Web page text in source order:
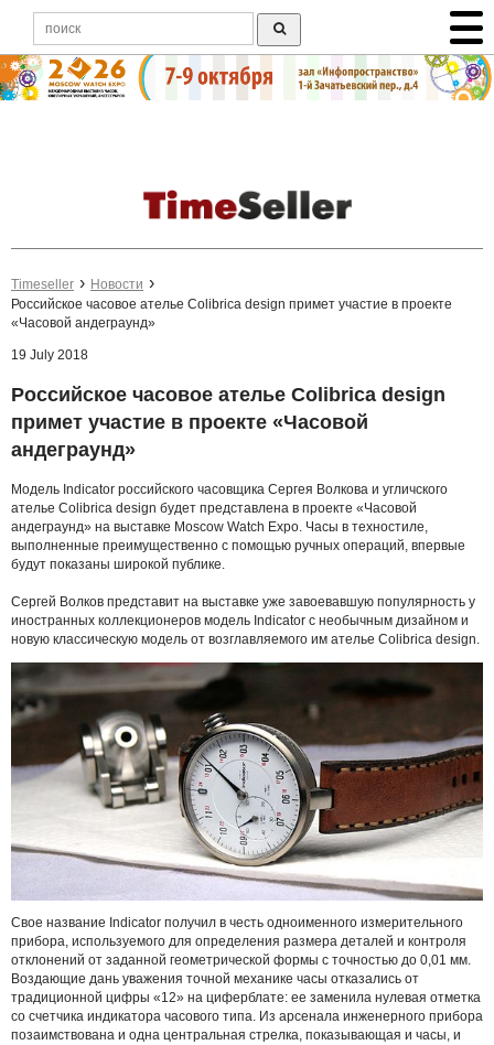
Timeseller
Новости
Российское часовое ателье Сolibrica design примет участие в проекте
«Часовой андеграунд»
19 July 2018
Российское часовое ателье Сolibrica design
примет участие в проекте «Часовой
андеграунд»
Модель Indicator российского часовщика Сергея Волкова и угличского
ателье Сolibrica design будет представлена в проекте «Часовой
андеграунд» на выставке Moscow Watch Expo. Часы в техностиле,
выполненные преимущественно с помощью ручных операций, впервые
будут показаны широкой публике.
Сергей Волков представит на выставке уже завоевавшую популярность у
иностранных коллекционеров модель Indicator с необычным дизайном и
новую классическую модель от возглавляемого им ателье Сolibrica design.
Свое название Indicator получил в честь одноименного измерительного
прибора, используемого для определения размера деталей и контроля
отклонений от заданной геометрической формы с точностью до 0,01 мм.
Воздающие дань уважения точной механике часы отказались от
традиционной цифры «12» на циферблате: ее заменила нулевая отметка
со счетчика индикатора часового типа. Из арсенала инженерного прибора
позаимствована и одна центральная стрелка, показывающая и часы, и